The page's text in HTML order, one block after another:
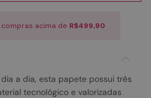
acima de R$499,90
a dia, esta papete possui três
tecnológico e valorizadas